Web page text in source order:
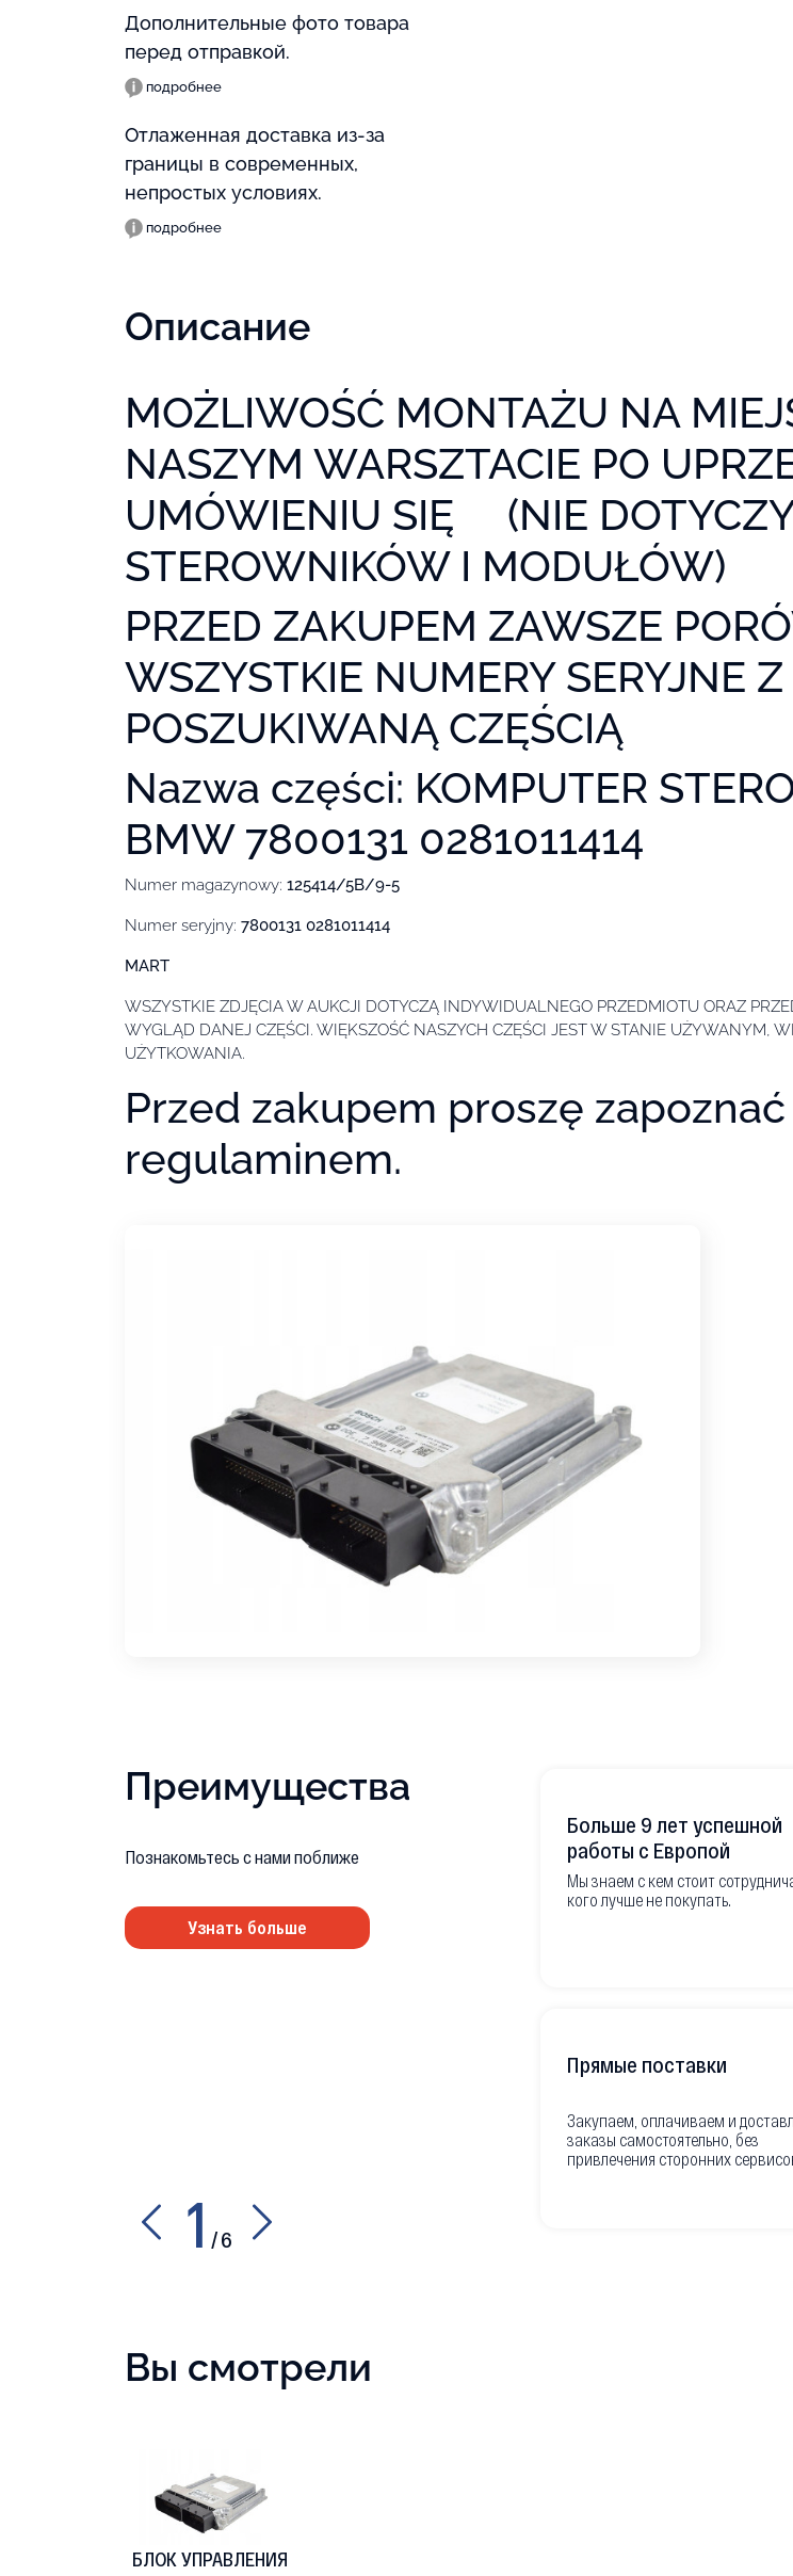
Дополнительные фото товара
перед отправкой.
подробнее
Отлаженная доставка из-за
границы в современных,
непростых условиях.
подробнее
Описание
MOŻLIWOŚĆ MONTAŻU NA
NASZYM WARSZTACIE PO
UMÓWIENIU SIĘ (NIE
STEROWNIKÓW I MODUŁÓW)
PRZED ZAKUPEM ZAWSZE
WSZYSTKIE NUMERY SERYJNE Z
POSZUKIWANĄ CZĘŚCIĄ
Nazwa części: KOMPUTER
BMW 7800131 0281011414
Numer magazynowy: 125414/5B/9-5
Numer seryjny: 7800131 0281011414
MART
WSZYSTKIE ZDJĘCIA W AUKCJI DOTYCZĄ INDYWIDUALNEGO PRZEDMIOTU ORAZ
WYGLĄD DANEJ CZĘŚCI. WIĘKSZOŚĆ NASZYCH CZĘŚCI JEST W STANIE UŻYWANYM,
UŻYTKOWANIA.
Przed zakupem proszę zapoznać
regulaminem.
Преимущества
Познакомьтесь с нами поближе
Узнать больше
1 /6
Больше 9 лет успешной
работы с Европой
Мы знаем с кем стоит
кого лучше не покупать.
Прямые поставки
Закупаем, оплачиваем и
заказы самостоятельно, без
привлечения сторонних
Вы смотрели
БЛОК УПРАВЛЕНИЯ